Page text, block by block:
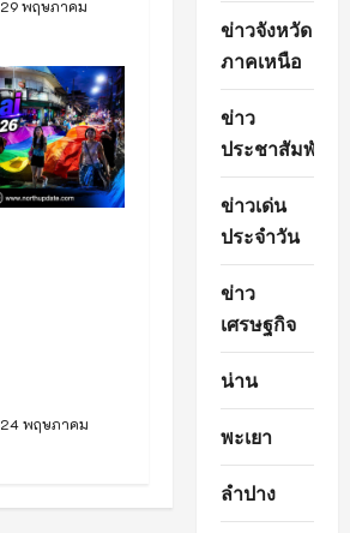
29 พฤษภาคม
24 พฤษภาคม
ข่าวจังหวัด
ภาคเหนือ
ข่าว
ประชาสัมพันธ์
ข่าวเด่น
ประจำวัน
ข่าว
เศรษฐกิจ
น่าน
พะเยา
ลำปาง